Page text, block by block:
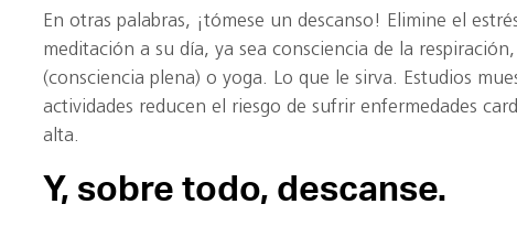
En otras palabras, ¡tómese un descanso! Elimine el
meditación a su día, ya sea consciencia de la
(consciencia plena) o yoga. Lo que le sirva. Estudios
actividades reducen el riesgo de sufrir enfermedades
alta.
Y, sobre todo, descanse.